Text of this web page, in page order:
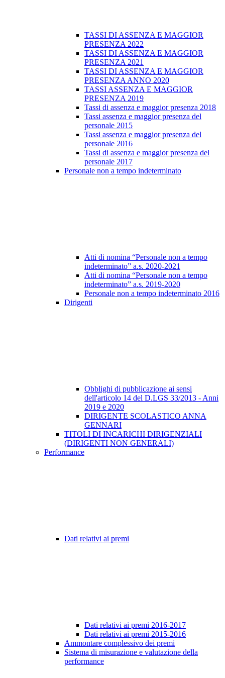
TASSI DI ASSENZA E MAGGIOR
PRESENZA 2022
TASSI DI ASSENZA E MAGGIOR
PRESENZA 2021
TASSI DI ASSENZA E MAGGIOR
PRESENZA ANNO 2020
TASSI ASSENZA E MAGGIOR
PRESENZA 2019
Tassi di assenza e maggior presenza 2018
Tassi assenza e maggior presenza del
personale 2015
Tassi assenza e maggior presenza del
personale 2016
Tassi di assenza e maggior presenza del
personale 2017
Personale non a tempo indeterminato
Atti di nomina “Personale non a tempo
indeterminato” a.s. 2020-2021
Atti di nomina “Personale non a tempo
indeterminato” a.s. 2019-2020
Personale non a tempo indeterminato 2016
Dirigenti
Obblighi di pubblicazione ai sensi
dell'articolo 14 del D.LGS 33/2013 - Anni
2019 e 2020
DIRIGENTE SCOLASTICO ANNA
GENNARI
TITOLI DI INCARICHI DIRIGENZIALI
(DIRIGENTI NON GENERALI)
Performance
Dati relativi ai premi
Dati relativi ai premi 2016-2017
Dati relativi ai premi 2015-2016
Ammontare complessivo dei premi
Sistema di misurazione e valutazione della
performance